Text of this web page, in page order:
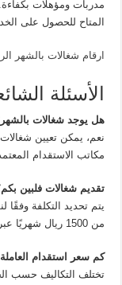
مدربات ومؤهلات
المتاح للحصول على
ارقام شغالات بالشهر
الأسئلة
هل يوجد شغالات
نعم، يمكن تعيين
مكاتب الاستقدام
تقديم شغالات فلبين
يتم تحديد التكلفة وفقًا
من 1500 ريال شهريًا عبر مكاتبنا.
كم سعر استقدام العاملة